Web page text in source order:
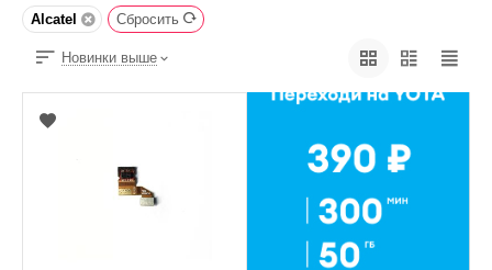
Alcatel Сбросить
Новинки выше